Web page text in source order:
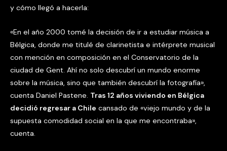
y cómo llegó a hacerla:
«En el año 2000 tomé la decisión de ir a estudiar música a
Bélgica, donde me titulé de clarinetista e intérprete musical
con mención en composición en el Conservatorio de la
ciudad de Gent. Ahí no solo descubrí un mundo enorme
sobre la música, sino que también descubrí la fotografía»,
cuenta Daniel Pastene. Tras 12 años viviendo en Bélgica
decidió regresar a Chile cansado de «viejo mundo y de la
supuesta comodidad social en la que me encontraba»,
cuenta.